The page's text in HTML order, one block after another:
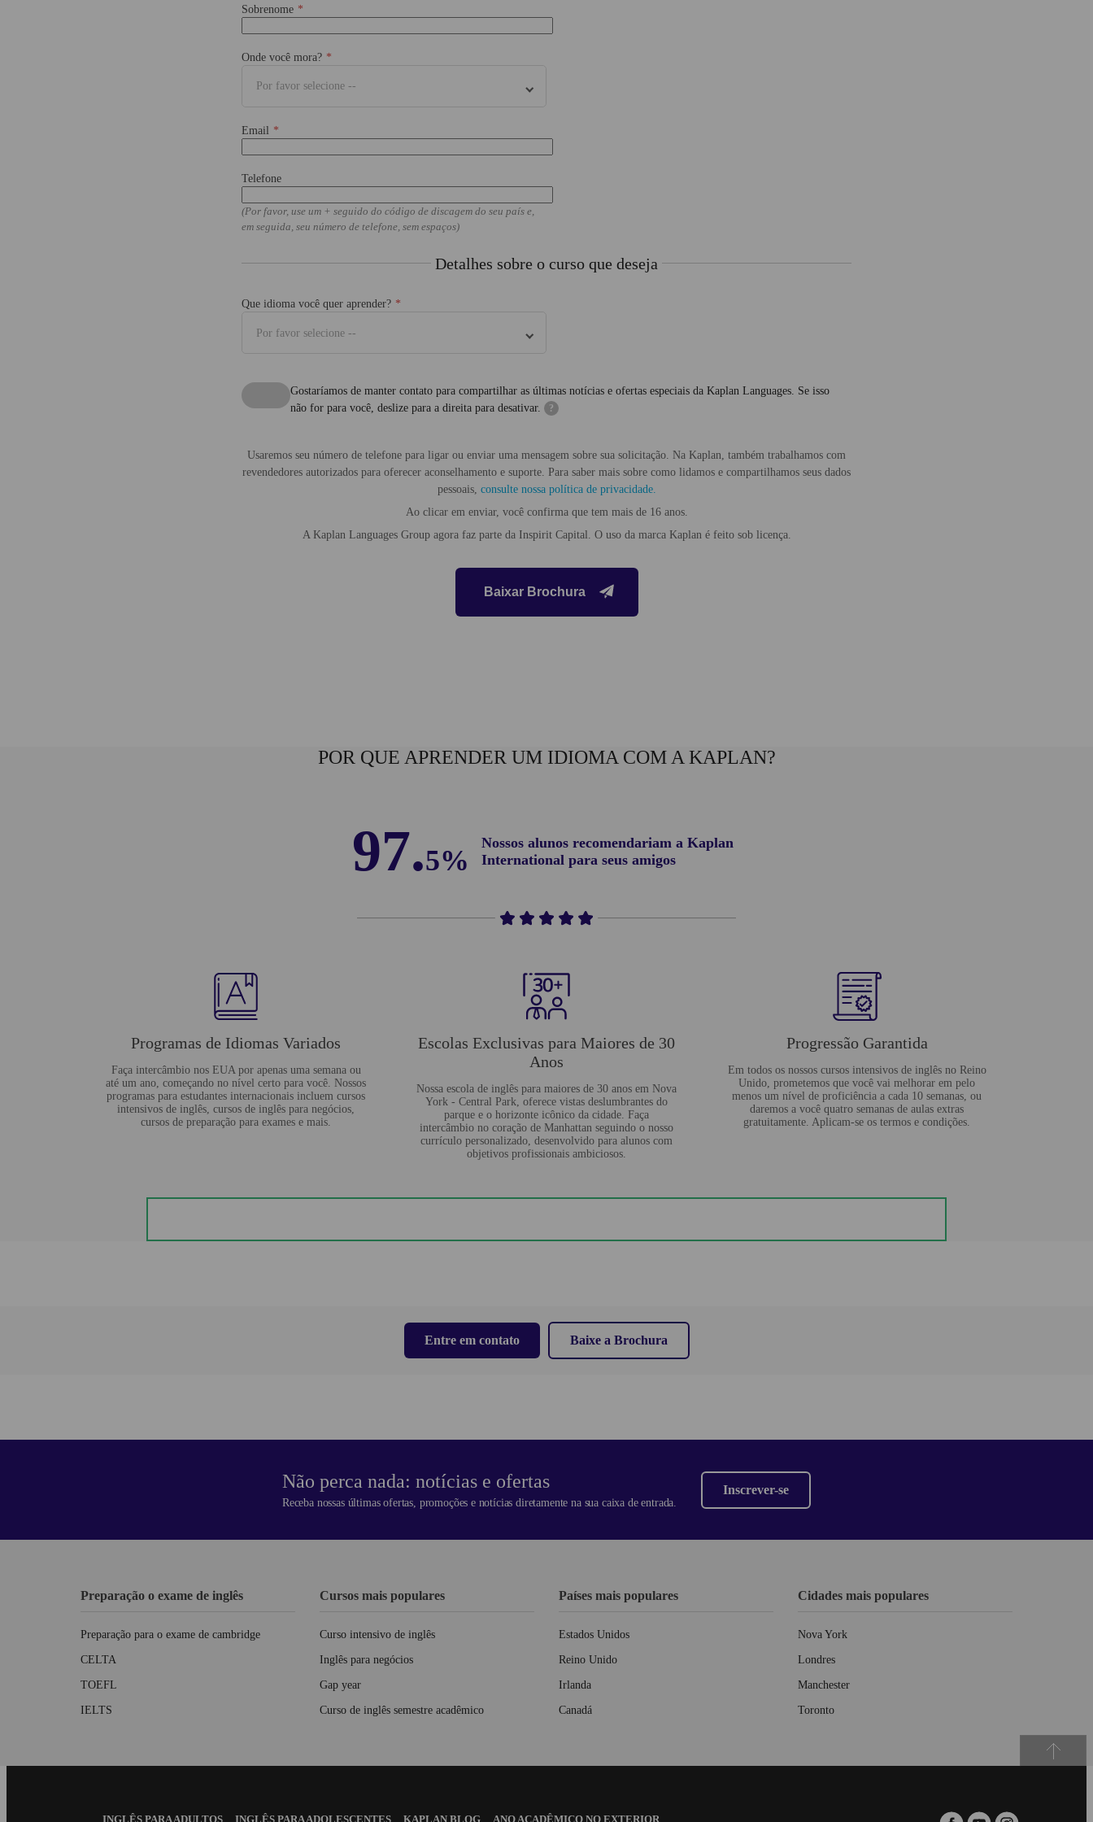
Sobrenome
Onde você mora?
Por favor selecione --
Email
Telefone
(Por favor, use um + seguido do código de discagem do seu país e,
em seguida, seu número de telefone, sem espaços)
Detalhes sobre o curso que deseja
Que idioma você quer aprender?
Por favor selecione --
Gostaríamos de manter contato para compartilhar as últimas notícias e ofertas especiais da Kaplan Languages. Se isso
não for para você, deslize para a direita para desativar.
?
Usaremos seu número de telefone para ligar ou enviar uma mensagem sobre sua solicitação. Na Kaplan, também trabalhamos com
revendedores autorizados para oferecer aconselhamento e suporte. Para saber mais sobre como lidamos e compartilhamos seus dados
pessoais, consulte nossa política de privacidade.
Ao clicar em enviar, você confirma que tem mais de 16 anos.
A Kaplan Languages ​​Group agora faz parte da Inspirit Capital. O uso da marca Kaplan é feito sob licença.
Baixar Brochura
POR QUE APRENDER UM IDIOMA COM A KAPLAN?
97.5%
Nossos alunos recomendariam a Kaplan
International para seus amigos
Programas de Idiomas Variados
Faça intercâmbio nos EUA por apenas uma semana ou
até um ano, começando no nível certo para você. Nossos
programas para estudantes internacionais incluem cursos
intensivos de inglês, cursos de inglês para negócios,
cursos de preparação para exames e mais.
Escolas Exclusivas para Maiores de 30
Anos
Nossa escola de inglês para maiores de 30 anos em Nova
York - Central Park, oferece vistas deslumbrantes do
parque e o horizonte icônico da cidade. Faça
intercâmbio no coração de Manhattan seguindo o nosso
currículo personalizado, desenvolvido para alunos com
objetivos profissionais ambiciosos.
Progressão Garantida
Em todos os nossos cursos intensivos de inglês no Reino
Unido, prometemos que você vai melhorar em pelo
menos um nível de proficiência a cada 10 semanas, ou
daremos a você quatro semanas de aulas extras
gratuitamente. Aplicam-se os termos e condições.
Entre em contato Baixe a Brochura
Não perca nada: notícias e ofertas
Receba nossas últimas ofertas, promoções e notícias diretamente na sua caixa de entrada.
Inscrever-se
Preparação o exame de inglês
Preparação para o exame de cambridge
CELTA
TOEFL
IELTS
Cursos mais populares
Curso intensivo de inglês
Inglês para negócios
Gap year
Curso de inglês semestre acadêmico
Países mais populares
Estados Unidos
Reino Unido
Irlanda
Canadá
Cidades mais populares
Nova York
Londres
Manchester
Toronto
FooterINGLÊS PARA ADULTOS INGLÊS PARA ADOLESCENTES KAPLAN BLOG ANO ACADÊMICO NO EXTERIOR